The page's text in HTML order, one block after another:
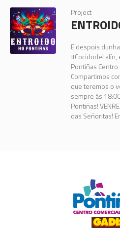
Project
E despois
Pontiñas Centro
Compartimos
que teremos o
sempre ás
Pontiñas!
das Señoritas!